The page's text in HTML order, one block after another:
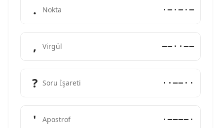
. Nokta ·−·−·−
, Virgül −−··−−
? Soru İşareti ··−−··
' Apostrof ·−−−−·